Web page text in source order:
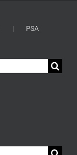
PSA